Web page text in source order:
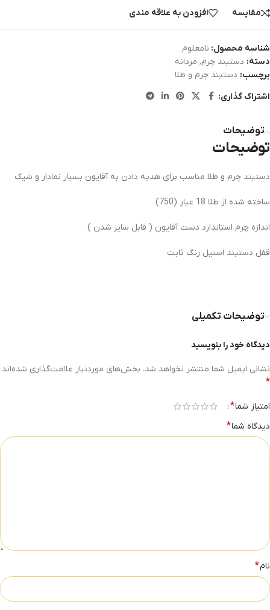
مقایسه افزودن به علاقه مندی
شناسه محصول: نامعلوم
دسته: دستبند چرم, مردانه
برچسب: دستبند چرم و طلا
اشتراک گذاری:
توضیحات
توضیحات
دستبند چرم و طلا مناسب برای هدیه دادن به آقایون بسیار نمادار و شیک
ساخته شده از طلا 18 عیار (750)
اندازه چرم استاندارد دست آقایون ( قابل سایز شدن )
قفل دستبند استیل رنگ ثابت
توضیحات تکمیلی
دیدگاه خود را بنویسید
نشانی ایمیل شما منتشر نخواهد شد. بخش‌های موردنیاز علامت‌گذاری شده‌اند
*
امتیاز شما*
دیدگاه شما*
نام*